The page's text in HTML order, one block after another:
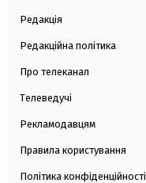
Редакція
Редакційна політика
Про телеканал
Телеведучі
Рекламодавцям
Правила користування
Політика конфіденційності